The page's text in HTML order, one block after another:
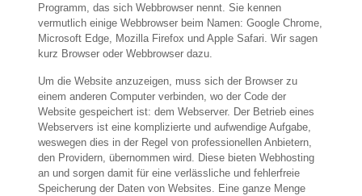
Programm, das sich Webbrowser nennt. Sie kennen
vermutlich einige Webbrowser beim Namen: Google Chrome,
Microsoft Edge, Mozilla Firefox und Apple Safari. Wir sagen
kurz Browser oder Webbrowser dazu.
Um die Website anzuzeigen, muss sich der Browser zu
einem anderen Computer verbinden, wo der Code der
Website gespeichert ist: dem Webserver. Der Betrieb eines
Webservers ist eine komplizierte und aufwendige Aufgabe,
weswegen dies in der Regel von professionellen Anbietern,
den Providern, übernommen wird. Diese bieten Webhosting
an und sorgen damit für eine verlässliche und fehlerfreie
Speicherung der Daten von Websites. Eine ganze Menge